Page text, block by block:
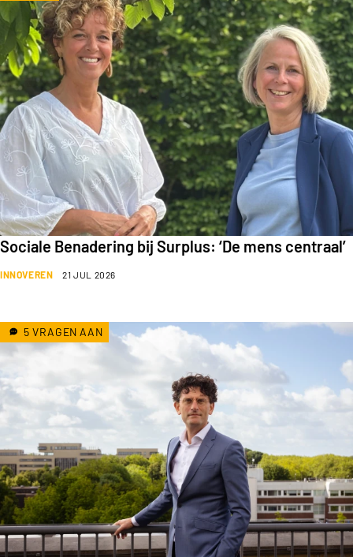
INNOVEREN 21 JUL 2026
Sociale Benadering bij Surplus: ‘De mens centraal’
5 VRAGEN AAN